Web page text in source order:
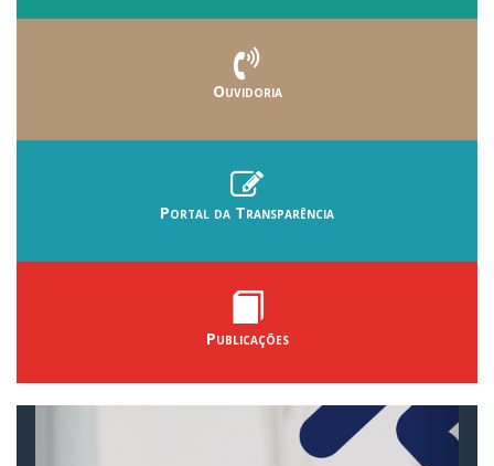
Ouvidoria
Portal da Transparência
Publicações